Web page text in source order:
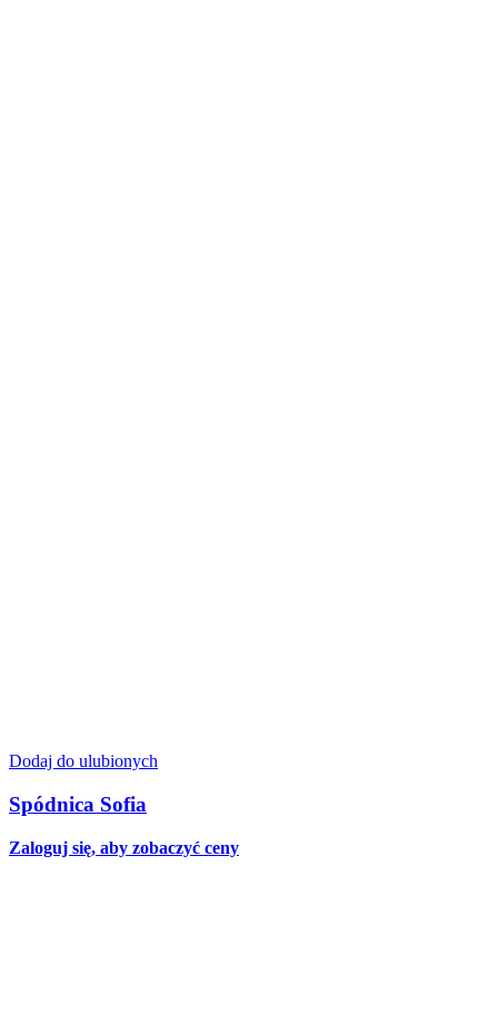
Dodaj do ulubionych
Spódnica Sofia
Zaloguj się, aby zobaczyć ceny